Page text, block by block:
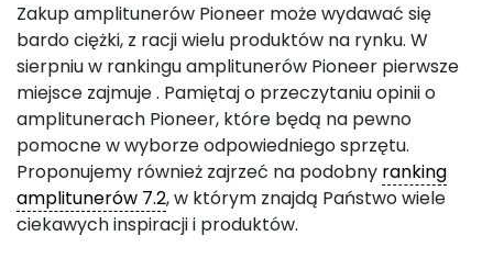
Zakup amplitunerów Pioneer może wydawać się
bardo ciężki, z racji wielu produktów na rynku. W
sierpniu w rankingu amplitunerów Pioneer pierwsze
miejsce zajmuje. Pamiętaj o przeczytaniu opinii o
amplitunerach Pioneer, które będą na pewno
pomocne w wyborze odpowiedniego sprzętu.
Proponujemy również zajrzeć na podobny ranking
amplitunerów 7.2, w którym znajdą Państwo wiele
ciekawych inspiracji i produktów.